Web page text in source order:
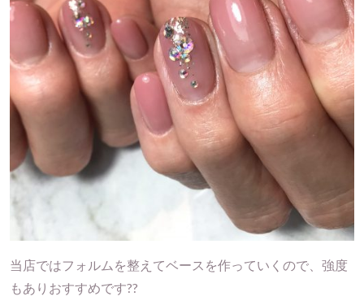
当店ではフォルムを整えてベースを作っていくので、強度
もありおすすめです??